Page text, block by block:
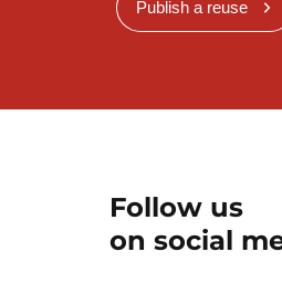
Publish a reuse
Follow us
on social